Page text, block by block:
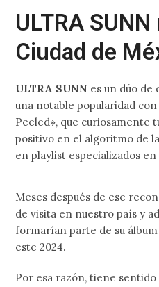
ULTRA
Ciudad de
ULTRA SUNN es un dúo de
una notable popularidad
Peeled», que curiosamente
positivo en el algoritmo de
en playlist especializados
Meses después de ese
de visita en nuestro país y
formarían parte de su
este 2024.
Por esa razón, tiene sentido